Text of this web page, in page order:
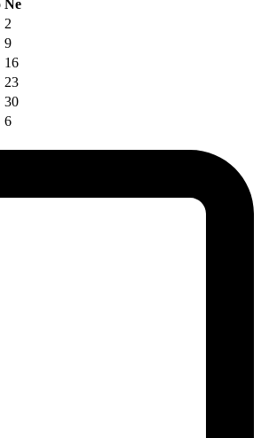
Ne
2
9
16
23
30
6